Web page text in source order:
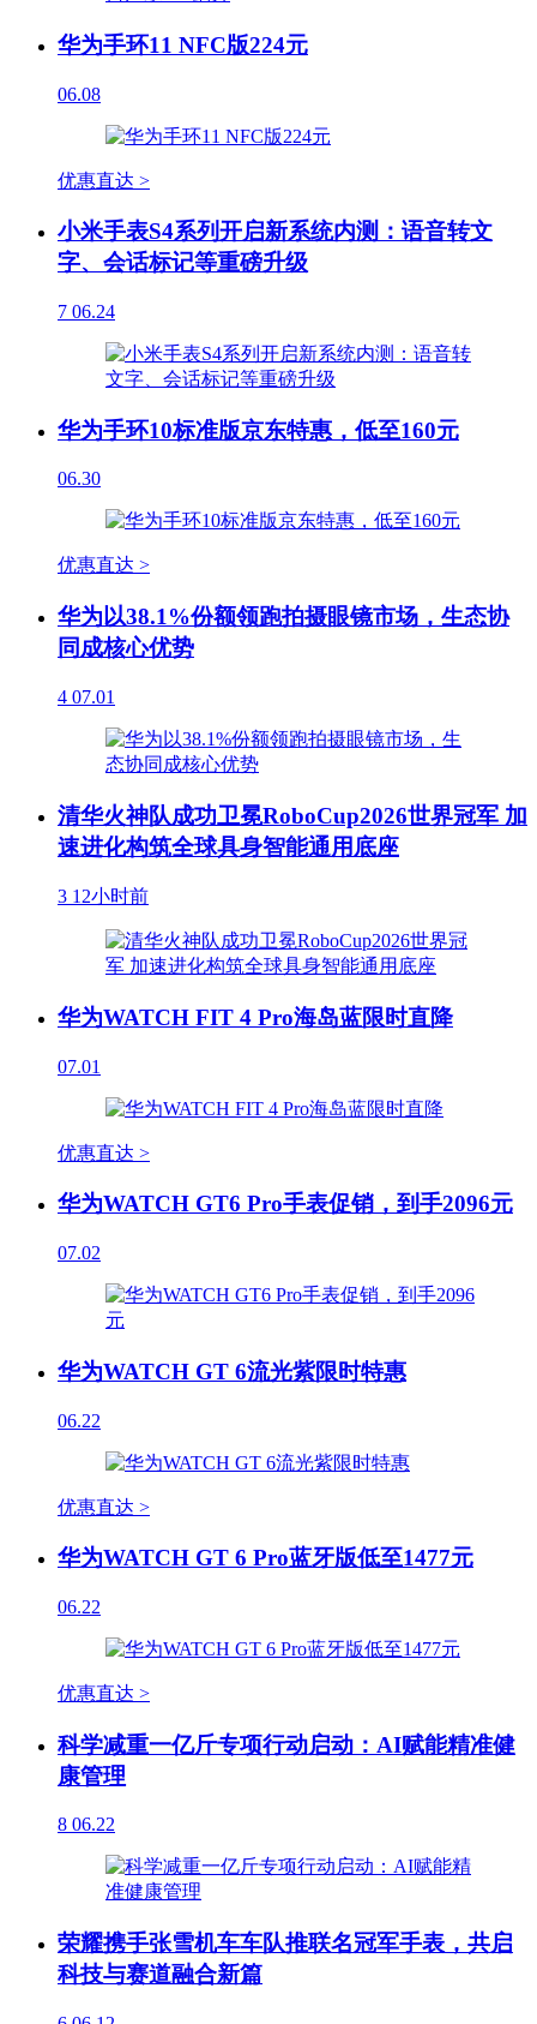
华为手环11 NFC版224元
06.08
优惠直达 >
小米手表S4系列开启新系统内测：语音转文
字、会话标记等重磅升级
7 06.24
华为手环10标准版京东特惠，低至160元
06.30
优惠直达 >
华为以38.1%份额领跑拍摄眼镜市场，生态协
同成核心优势
4 07.01
清华火神队成功卫冕RoboCup2026世界冠军 加
速进化构筑全球具身智能通用底座
3 12小时前
华为WATCH FIT 4 Pro海岛蓝限时直降
07.01
优惠直达 >
华为WATCH GT6 Pro手表促销，到手2096元
07.02
华为WATCH GT 6流光紫限时特惠
06.22
优惠直达 >
华为WATCH GT 6 Pro蓝牙版低至1477元
06.22
优惠直达 >
科学减重一亿斤专项行动启动：AI赋能精准健
康管理
8 06.22
荣耀携手张雪机车车队推联名冠军手表，共启
科技与赛道融合新篇